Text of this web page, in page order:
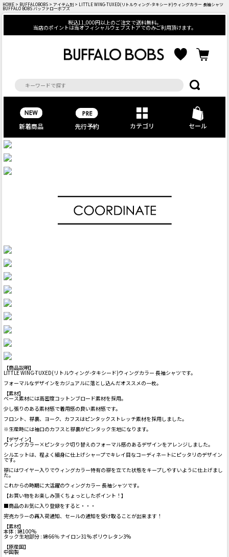
HOME > BUFFALOBOBS > アイテム別 > LITTLE WING-TUXED(リトルウィング-タキシード)ウィングカラー 長袖シャツ
BUFFALO BOBS バッファローボブズ
税込11,000円以上のご注文で送料無料。
当店のポイントは当オフィシャルウェブストアでのみご利用頂けます。
新着商品 先行予約 カテゴリ セール
【商品説明】
LITTLE WING-TUXED(リトルウィング-タキシード)ウィングカラー 長袖シャツです。
フォーマルなデザインをカジュアルに落とし込んだオススメの一枚。
【素材】
ベース素材には高密度コットンブロード素材を採用。
少し張りのある素材感で着用感の良い素材感です。
フロント、襟裏、ヨーク、カフスはピンタックストレッチ素材を採用しました。
※生産時には袖口のカフスと襟裏がピンタック生地になります。
【デザイン】
ウィングカラー×ピンタック切り替えのフォーマル感のあるデザインをアレンジしました。
シルエットは、程よく細身に仕上げシャープでキレイ目なコーディネートにピッタリのデザイン
です。
襟にはワイヤー入りでウィングカラー特有の襟を立てた状態をキープしやすいように仕上げまし
た。
これからの時期に大活躍のウィングカラー 長袖シャツです。
【お買い物をお楽しみ頂くちょっとしたポイント！】
■商品のお気に入り登録をすると・・・
完売カラーの再入荷通知、セールの通知を受け取ることが出来ます！
【素材】
本体 : 綿100%
タック生地部分 : 綿66％ ナイロン31% ポリウレタン3%
【原産国】
中国製